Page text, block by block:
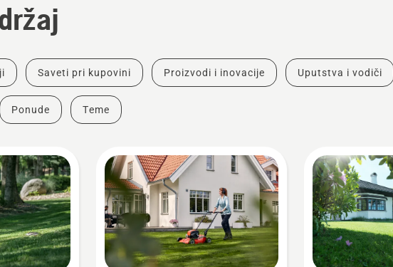
Saveti pri kupovini Proizvodi i inovacije Uputstva i vodiči
Ponude Teme